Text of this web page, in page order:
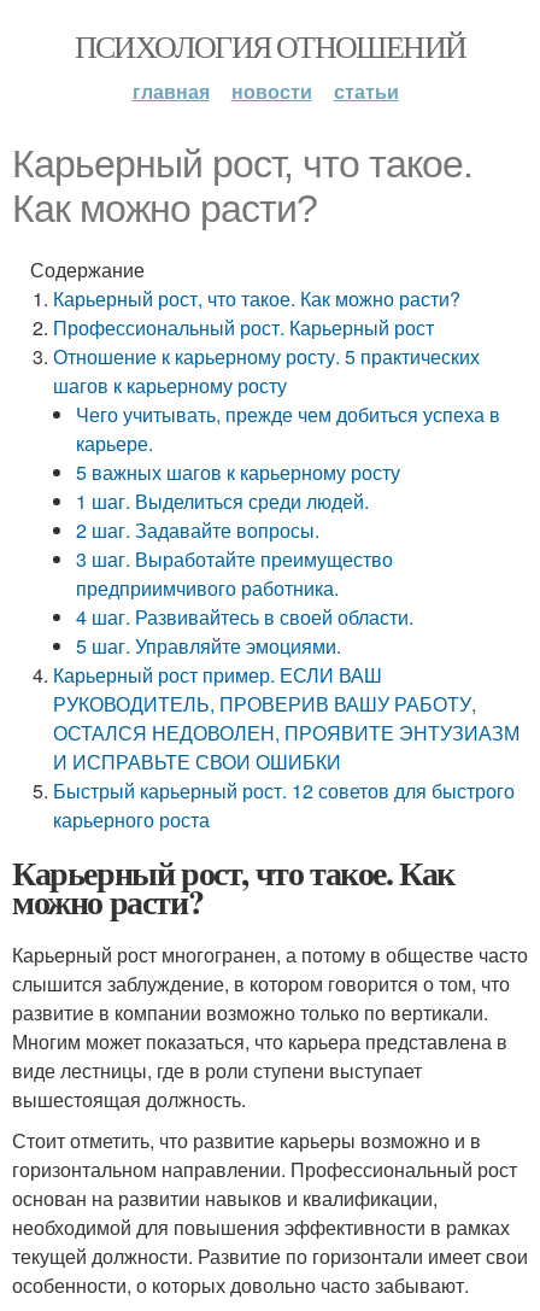
ПСИХОЛОГИЯ ОТНОШЕНИЙ
главная новости статьи
Карьерный рост, что такое.
Как можно расти?
Содержание
Карьерный рост, что такое. Как можно расти?
Профессиональный рост. Карьерный рост
Отношение к карьерному росту. 5 практических
шагов к карьерному росту
Чего учитывать, прежде чем добиться успеха в
карьере.
5 важных шагов к карьерному росту
1 шаг. Выделиться среди людей.
2 шаг. Задавайте вопросы.
3 шаг. Выработайте преимущество
предприимчивого работника.
4 шаг. Развивайтесь в своей области.
5 шаг. Управляйте эмоциями.
Карьерный рост пример. ЕСЛИ ВАШ
РУКОВОДИТЕЛЬ, ПРОВЕРИВ ВАШУ РАБОТУ,
ОСТАЛСЯ НЕДОВОЛЕН, ПРОЯВИТЕ ЭНТУЗИАЗМ
И ИСПРАВЬТЕ СВОИ ОШИБКИ
Быстрый карьерный рост. 12 советов для быстрого
карьерного роста
Карьерный рост, что такое. Как
можно расти?
Карьерный рост многогранен, а потому в обществе часто
слышится заблуждение, в котором говорится о том, что
развитие в компании возможно только по вертикали.
Многим может показаться, что карьера представлена в
виде лестницы, где в роли ступени выступает
вышестоящая должность.
Стоит отметить, что развитие карьеры возможно и в
горизонтальном направлении. Профессиональный рост
основан на развитии навыков и квалификации,
необходимой для повышения эффективности в рамках
текущей должности. Развитие по горизонтали имеет свои
особенности, о которых довольно часто забывают.